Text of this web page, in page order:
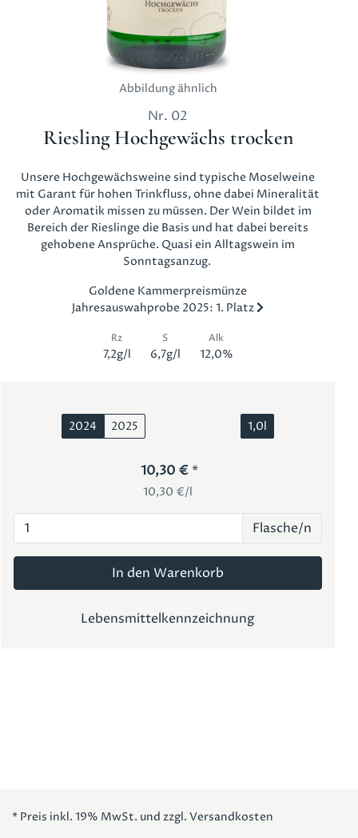
Abbildung ähnlich
Nr. 02
Riesling Hochgewächs trocken
Unsere Hochgewächsweine sind typische Moselweine
mit Garant für hohen Trinkfluss, ohne dabei Mineralität
oder Aromatik missen zu müssen. Der Wein bildet im
Bereich der Rieslinge die Basis und hat dabei bereits
gehobene Ansprüche. Quasi ein Alltagswein im
Sonntagsanzug.
Goldene Kammerpreismünze
Jahresauswahprobe 2025: 1. Platz
Rz
7,2g/l
S
6,7g/l
Alk
12,0%
2024 2025 1,0l
10,30 €
10,30 €/l
Flasche/n
In den Warenkorb
Lebensmittelkennzeichnung
* Preis inkl. 19% MwSt. und zzgl. Versandkosten